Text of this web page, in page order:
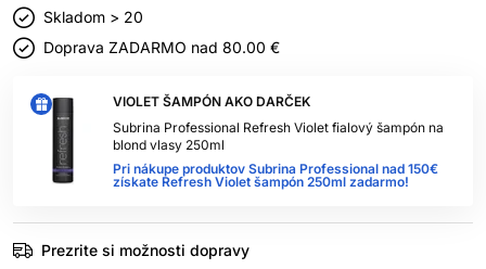
VIOLET ŠAMPÓN AKO DARČEK
Subrina Professional Refresh Violet fialový šampón na
blond vlasy 250ml
Pri nákupe produktov Subrina Professional nad 150€
získate Refresh Violet šampón 250ml zadarmo!
Skladom > 20
Doprava ZADARMO nad 80.00 €
Prezrite si možnosti dopravy